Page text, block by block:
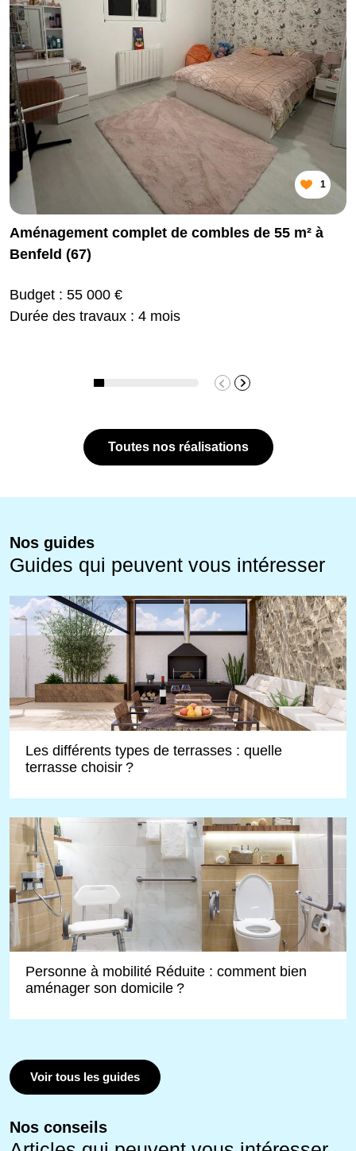
1
Aménagement complet de combles de 55 m² à
Benfeld (67)
Budget : 55 000 €
Durée des travaux : 4 mois
Toutes nos réalisations
Nos guides
Guides qui peuvent vous intéresser
Les différents types de terrasses : quelle
terrasse choisir ?
Personne à mobilité Réduite : comment bien
aménager son domicile ?
Voir tous les guides
Nos conseils